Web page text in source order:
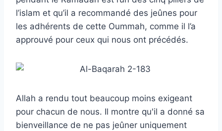
l’islam et qu’il a recommandé des jeûnes pour
les adhérents de cette Oummah, comme il l’a
approuvé pour ceux qui nous ont précédés.
Allah a rendu tout beaucoup moins exigeant
pour chacun de nous. Il montre qu'il a donné sa
bienveillance de ne pas jeûner uniquement